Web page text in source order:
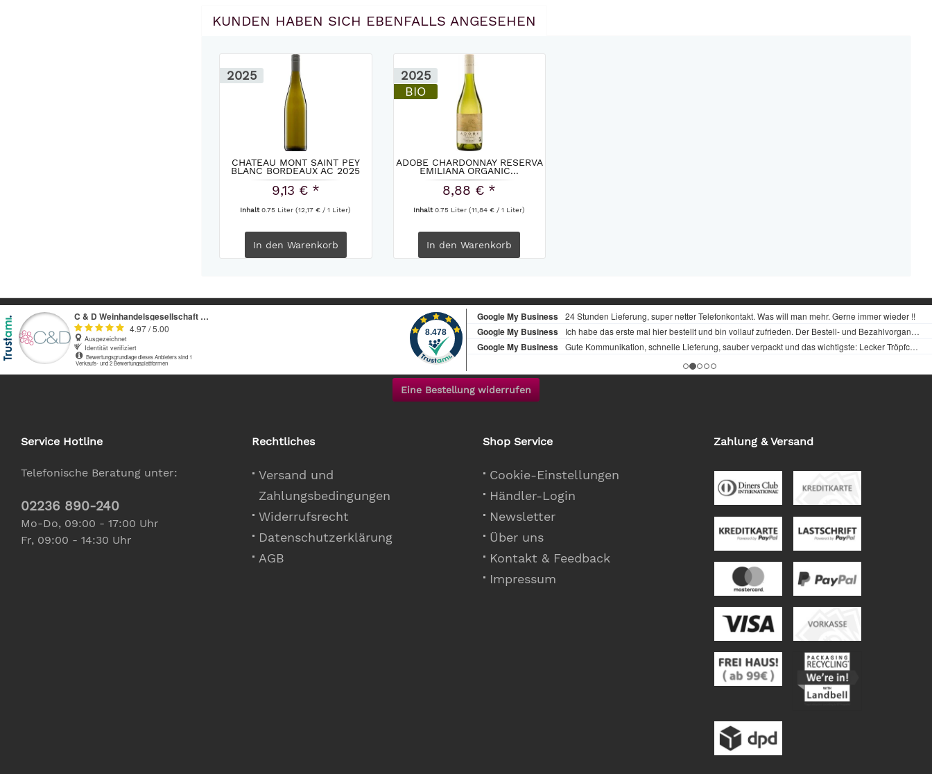
KUNDEN HABEN SICH EBENFALLS ANGESEHEN
2025
CHATEAU MONT SAINT PEY
BLANC BORDEAUX AC 2025
9,13 € *
Inhalt0.75 Liter(12,17 € / 1 Liter)
In den Warenkorb
2025
BIO
ADOBE CHARDONNAY RESERVA
EMILIANA ORGANIC...
8,88 € *
Inhalt0.75 Liter(11,84 € / 1 Liter)
In den Warenkorb
Eine Bestellung widerrufen
Service Hotline
Telefonische Beratung unter:
02236 890-240
Mo-Do, 09:00 - 17:00 Uhr
Fr, 09:00 - 14:30 Uhr
Rechtliches
Versand und
Zahlungsbedingungen
Widerrufsrecht
Datenschutzerklärung
AGB
Shop Service
Cookie-Einstellungen
Händler-Login
Newsletter
Über uns
Kontakt & Feedback
Impressum
Zahlung & Versand